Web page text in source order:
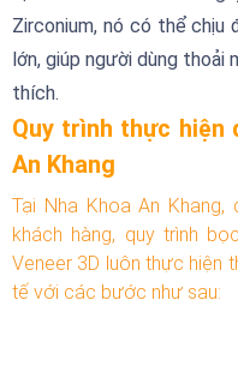
Zirconium, nó có thể chịu
lớn, giúp người dùng thoải
thích.
Quy trình thực hiện
An Khang
Tại Nha Khoa An
khách hàng, quy trình
Veneer 3D luôn thực hiện
tế với các bước như sau: